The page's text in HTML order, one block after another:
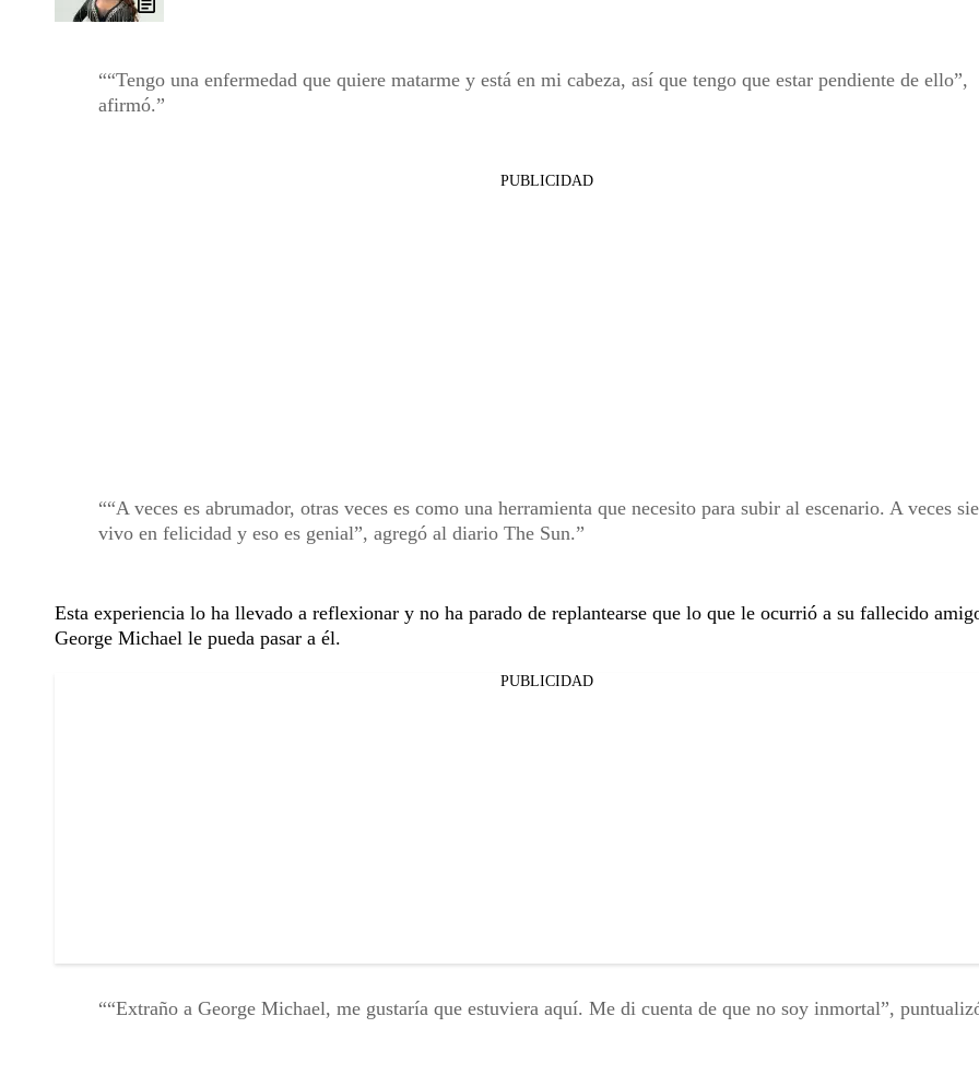
“Tengo una enfermedad que quiere matarme y está en mi cabeza, así que tengo que estar pendiente de ello”,
afirmó.
PUBLICIDAD
“A veces es abrumador, otras veces es como una herramienta que necesito para subir al escenario. A veces
vivo en felicidad y eso es genial”, agregó al diario The Sun.
Esta experiencia lo ha llevado a reflexionar y no ha parado de replantearse que lo que le ocurrió a su fallecido
George Michael le pueda pasar a él.
PUBLICIDAD
“Extraño a George Michael, me gustaría que estuviera aquí. Me di cuenta de que no soy inmortal”,